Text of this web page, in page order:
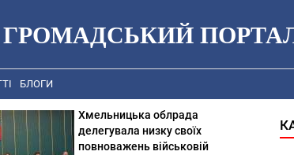
БЛОГИ
Хмельницька облрада
делегувала низку своїх
повноважень військовій